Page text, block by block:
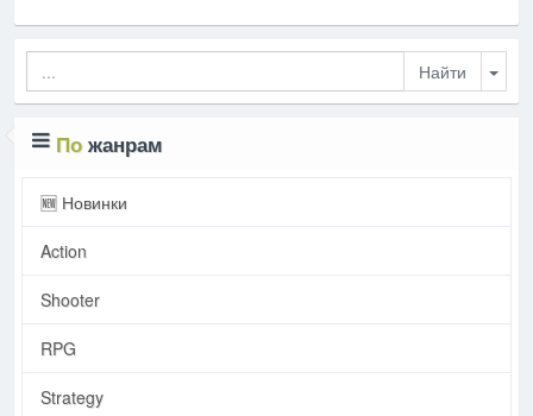
По жанрам
🆕 Новинки
Action
Shooter
RPG
Strategy